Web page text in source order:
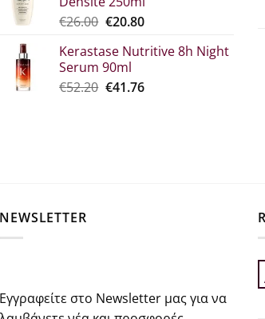
€52.30.είναι:
€39.00.
€26.00 Original
what:
€26.00.
€20.80The
price
€20.80.
Kerastase Nutritive 8h Night
Serum 90ml
€52.20 Original
€41.76Η
NEWSLETTER
Εγγραφείτε στο Newsletter μας για να